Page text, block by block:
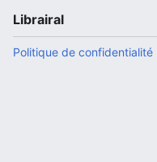
Librairal
Politique de confidentialité